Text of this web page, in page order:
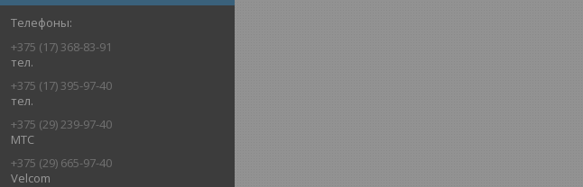
+375 (17) 368-83-91
тел.
+375 (17) 395-97-40
тел.
+375 (29) 239-97-40
МТС
+375 (29) 665-97-40
Velcom